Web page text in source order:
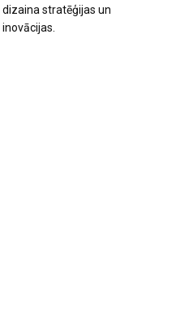
dizaina stratēģijas un
inovācijas.